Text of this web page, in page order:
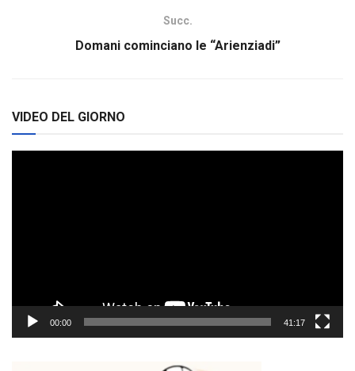
Succ.
Domani cominciano le “Arienziadi”
VIDEO DEL GIORNO
00:00 41:17